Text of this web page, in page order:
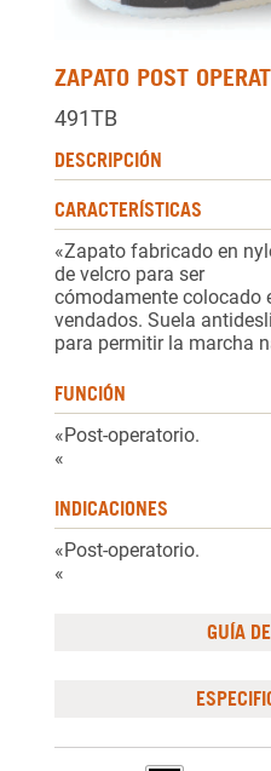
ZAPATO POST
491TB
DESCRIPCIÓN
CARACTERÍSTICAS
«Zapato fabricado en
de velcro para ser
cómodamente colocado
vendados. Suela
para permitir la marcha
FUNCIÓN
«Post-operatorio.
«
INDICACIONES
«Post-operatorio.
«
GUÍA